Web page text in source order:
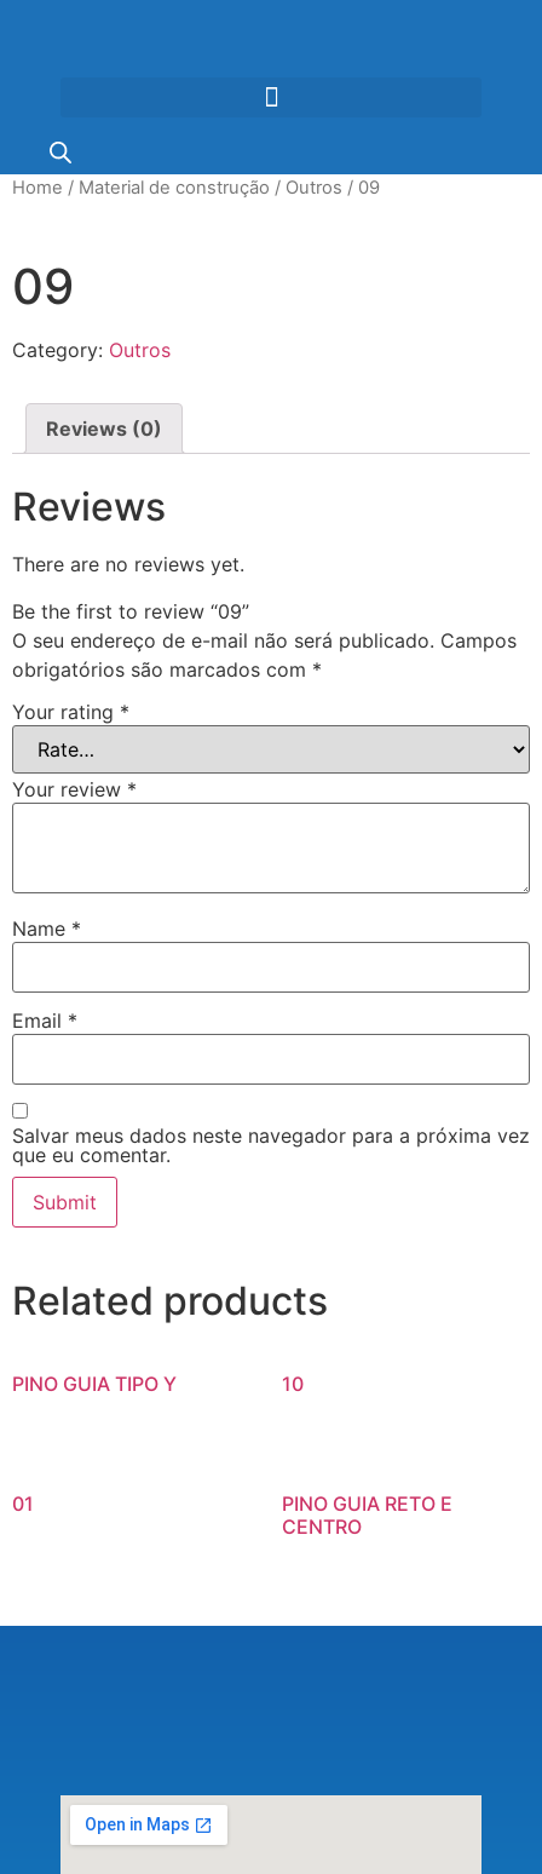
Home / Material de construção / Outros / 09
09
Category: Outros
Reviews (0)
Reviews
There are no reviews yet.
Be the first to review “09”
O seu endereço de e-mail não será publicado. Campos
obrigatórios são marcados com *
Your rating *
Your review *
Name *
Email *
Salvar meus dados neste navegador para a próxima vez
que eu comentar.
Related products
PINO GUIA TIPO Y 10
01
PINO GUIA RETO E
CENTRO